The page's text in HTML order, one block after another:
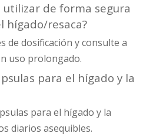
utilizar de forma segura
hígado/resaca?
de dosificación y consulte a
uso prolongado.
para el hígado y la
para el hígado y la
diarios asequibles.